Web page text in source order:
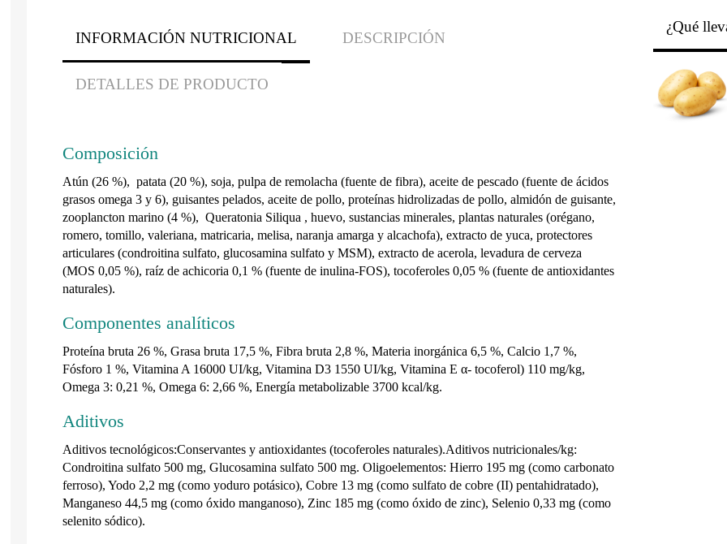
INFORMACIÓN NUTRICIONAL DESCRIPCIÓN
DETALLES DE PRODUCTO
Composición
Atún (26 %), patata (20 %), soja, pulpa de remolacha (fuente de fibra), aceite de pescado (fuente de ácidos
grasos omega 3 y 6), guisantes pelados, aceite de pollo, proteínas hidrolizadas de pollo, almidón de guisante,
zooplancton marino (4 %), Queratonia Siliqua , huevo, sustancias minerales, plantas naturales (orégano,
romero, tomillo, valeriana, matricaria, melisa, naranja amarga y alcachofa), extracto de yuca, protectores
articulares (condroitina sulfato, glucosamina sulfato y MSM), extracto de acerola, levadura de cerveza
(MOS 0,05 %), raíz de achicoria 0,1 % (fuente de inulina-FOS), tocoferoles 0,05 % (fuente de antioxidantes
naturales).
Componentes analíticos
Proteína bruta 26 %, Grasa bruta 17,5 %, Fibra bruta 2,8 %, Materia inorgánica 6,5 %, Calcio 1,7 %,
Fósforo 1 %, Vitamina A 16000 UI/kg, Vitamina D3 1550 UI/kg, Vitamina E α- tocoferol) 110 mg/kg,
Omega 3: 0,21 %, Omega 6: 2,66 %, Energía metabolizable 3700 kcal/kg.
Aditivos
Aditivos tecnológicos:Conservantes y antioxidantes (tocoferoles naturales).Aditivos nutricionales/kg:
Condroitina sulfato 500 mg, Glucosamina sulfato 500 mg. Oligoelementos: Hierro 195 mg (como carbonato
ferroso), Yodo 2,2 mg (como yoduro potásico), Cobre 13 mg (como sulfato de cobre (II) pentahidratado),
Manganeso 44,5 mg (como óxido manganoso), Zinc 185 mg (como óxido de zinc), Selenio 0,33 mg (como
selenito sódico).
¿Qué